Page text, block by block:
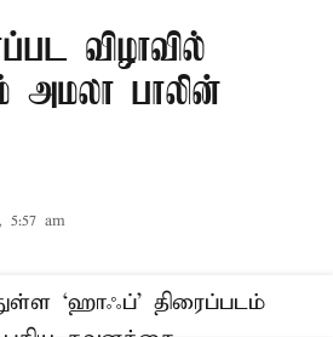
விழாவில்
அமலா பாலின்
5:57 am
‘ஹாஃப்’ திரைப்படம்